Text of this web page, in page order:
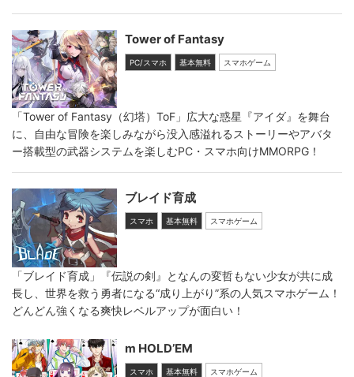
Tower of Fantasy
PC/スマホ 基本無料 スマホゲーム
「Tower of Fantasy（幻塔）ToF」広大な惑星『アイダ』を舞台
に、自由な冒険を楽しみながら没入感溢れるストーリーやアバタ
ー搭載型の武器システムを楽しむPC・スマホ向けMMORPG！
ブレイド育成
スマホ 基本無料 スマホゲーム
「ブレイド育成」『伝説の剣』となんの変哲もない少女が共に成
長し、世界を救う勇者になる“成り上がり”系の人気スマホゲーム！
どんどん強くなる爽快レベルアップが面白い！
m HOLD’EM
スマホ 基本無料 スマホゲーム